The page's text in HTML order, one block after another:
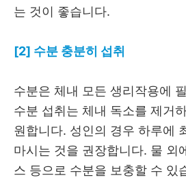
는 것이 좋습니다.
[2] 수분 충분히 섭취
수분은 체내 모든 생리작용에
수분 섭취는 체내 독소를 제거
원합니다. 성인의 경우 하루에
마시는 것을 권장합니다. 물 외
스 등으로 수분을 보충할 수 있